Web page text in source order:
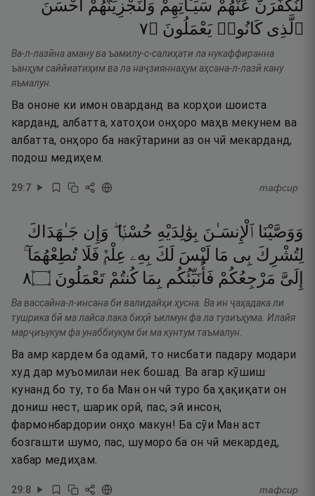
لَنُكَفِّرَنَّ عَنْهُمْ سَيِّـَٔاتِهِمْ وَلَنَجْزِيَنَّهُمْ
أَحْسَنَ
ٱلَّذِى كَانُوا۟ يَعْمَلُونَ ۝٧
Ва-л-лазӣна аману ва ъамилу-с-салиҳати ла нукаффиранна
ъанҳум саййиатиҳим ва ла наҷзияннаҳум аҳсана-л-лазӣ кану
яъмалун.
Ва ононе ки имон оварданд ва корҳои шоиста
карданд, албатта, хатоҳои онҳоро маҳв мекунем ва
албатта, онҳоро ба накӯтарини аз он чӣ мекарданд,
подош медиҳем.
29:7 тафсир
وَوَصَّيْنَا ٱلْإِنسَـٰنَ بِوَٰلِدَيْهِ حُسْنًۭا ۖ وَإِن جَـٰهَدَاكَ
لِتُشْرِكَ بِى مَا لَيْسَ لَكَ بِهِۦ عِلْمٌۭ فَلَا تُطِعْهُمَآ ۚ
إِلَىَّ مَرْجِعُكُمْ فَأُنَبِّئُكُم بِمَا كُنتُمْ تَعْمَلُونَ ۝٨
Ва вассайна-л-инсана би валидайҳи ҳусна. Ва ин ҷаҳадака ли
тушрика бӣ ма лайса лака биҳӣ ъилмун фа ла тузиъҳума. Илайя
марҷиъукум фа унаббиукум би ма кунтум таъмалун.
Ва амр кардем ба одамӣ, то нисбати падару модари
худ дар муъомилаи нек бошад. Ва агар кӯшиш
кунанд бо ту, то ба Ман он чӣ туро ба ҳақиқати он
дониш нест, шарик орӣ, пас, эй инсон,
фармонбардории онҳо макун! Ба сӯи Ман аст
бозгашти шумо, пас, шуморо ба он чӣ мекардед,
хабар медиҳам.
29:8 тафсир